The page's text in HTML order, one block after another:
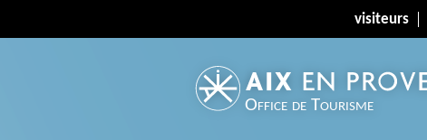
visiteurs
Office de Tourisme